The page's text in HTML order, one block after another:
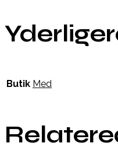
Butik Med